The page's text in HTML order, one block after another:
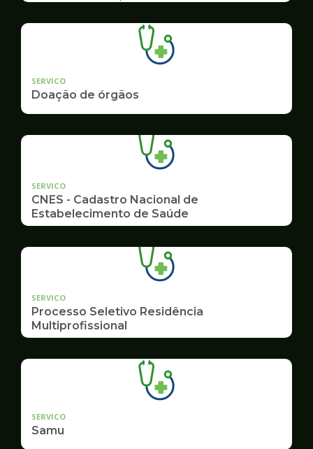
SERVICO
Doação de órgãos
SERVICO
CNES - Cadastro Nacional de
Estabelecimento de Saúde
SERVICO
Processo Seletivo Residência
Multiprofissional
SERVICO
Samu